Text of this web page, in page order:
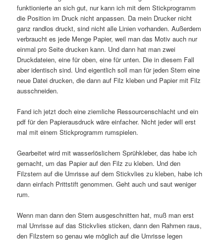
funktionierte an sich gut, nur kann ich mit dem Stickprogramm
die Position im Druck nicht anpassen. Da mein Drucker nicht
ganz randlos druckt, sind nicht alle Linien vorhanden. Außerdem
verbraucht es jede Menge Papier, weil man das Motiv auch nur
einmal pro Seite drucken kann. Und dann hat man zwei
Druckdateien, eine für oben, eine für unten. Die in diesem Fall
aber identisch sind. Und eigentlich soll man für jeden Stern eine
neue Datei drucken, die dann auf Filz kleben und Papier mit Filz
ausschneiden.
Fand ich jetzt doch eine ziemliche Ressourcenschlacht und ein
pdf für den Papierausdruck wäre einfacher. Nicht jeder will erst
mal mit einem Stickprogramm rumspielen.
Gearbeitet wird mit wasserlöslichem Sprühkleber, das habe ich
gemacht, um das Papier auf den Filz zu kleben. Und den
Filzstern auf die Umrisse auf dem Stickvlies zu kleben, habe ich
dann einfach Prittstift genommen. Geht auch und saut weniger
rum.
Wenn man dann den Stern ausgeschnitten hat, muß man erst
mal Umrisse auf das Stickvlies sticken, dann den Rahmen raus,
den Filzstern so genau wie möglich auf die Umrisse legen